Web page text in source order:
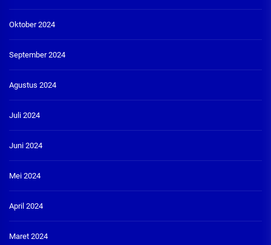
Oktober 2024
September 2024
Agustus 2024
Juli 2024
Juni 2024
Mei 2024
April 2024
Maret 2024